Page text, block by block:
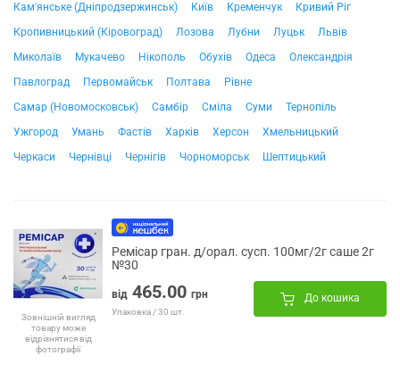
Кам'янське (Дніпродзержинськ)
Київ Кременчук
Кривий Ріг
Кропивницький (Кіровоград)
Лозова Лубни Луцьк
Львів
Миколаїв
Мукачево Нікополь Обухів Одеса
Олександрія
Павлоград
Первомайськ Полтава
Рівне
Самар (Новомосковськ)
Самбір Сміла Суми
Тернопіль
Ужгород
Умань Фастів Харків Херсон
Хмельницький
Черкаси
Чернівці Чернігів Чорноморськ Шептицький
Зовнішній вигляд
товару може
відрізнятися від
фотографії
Ремісар гран. д/орал. сусп. 100мг/2г саше 2г
№30
від 465.00 грн
Упаковка / 30 шт.
До кошика